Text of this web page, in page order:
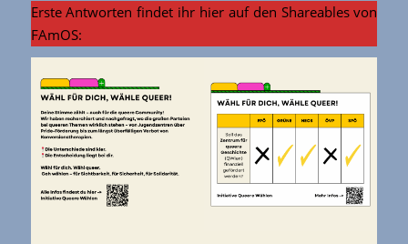
Erste Antworten findet ihr hier auf den Shareables von
FAmOS: